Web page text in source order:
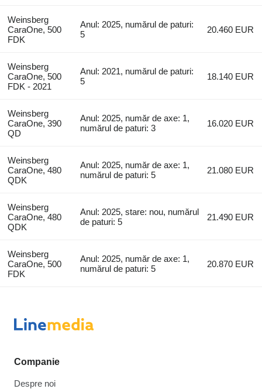
Weinsberg
CaraOne, 500
FDK
Anul: 2025, numărul de paturi:
5
20.460 EUR
Weinsberg
CaraOne, 500
FDK - 2021
Anul: 2021, numărul de paturi:
5
18.140 EUR
Weinsberg
CaraOne, 390
QD
Anul: 2025, număr de axe: 1,
numărul de paturi: 3
16.020 EUR
Weinsberg
CaraOne, 480
QDK
Anul: 2025, număr de axe: 1,
numărul de paturi: 5
21.080 EUR
Weinsberg
CaraOne, 480
QDK
Anul: 2025, stare: nou, numărul
de paturi: 5
21.490 EUR
Weinsberg
CaraOne, 500
FDK
Anul: 2025, număr de axe: 1,
numărul de paturi: 5
20.870 EUR
Companie
Despre noi